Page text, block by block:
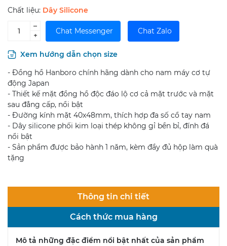
Chất liệu: Dây Silicone
–
+
Chat Messenger Chat Zalo
Xem hướng dẫn chọn size
- Đồng hồ Hanboro chính hãng dành cho nam máy cơ tự
động Japan
- Thiết kế mặt đồng hồ độc đáo lộ cơ cả mặt trước và mặt
sau đẳng cấp, nổi bật
- Đường kính mặt 40x48mm, thích hợp đa số cổ tay nam
- Dây silicone phối kim loại thép không gỉ bền bỉ, đính đá
nổi bật
- Sản phẩm được bảo hành 1 năm, kèm đầy đủ hộp làm quà
tặng
Thông tin chi tiết
Cách thức mua hàng
Mô tả những đặc điểm nổi bật nhất của sản phẩm